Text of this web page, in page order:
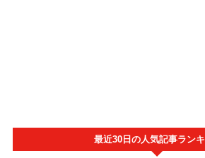
最近30日の人気記事ラン